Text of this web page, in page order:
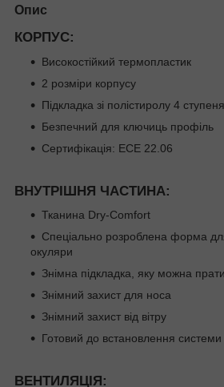
Опис
КОРПУС:
Високостійкий термопластик
2 розміри корпусу
Підкладка зі полістиролу 4
Безпечний для ключиць профіль
Сертифікація: ECE 22.06
ВНУТРІШНЯ ЧАСТИНА:
Тканина Dry-Comfort
Спеціально розроблена форма
окуляри
Знімна підкладка, яку можна прати
Знімний захист для носа
Знімний захист від вітру
Готовий до встановлення системи
ВЕНТИЛЯЦІЯ: